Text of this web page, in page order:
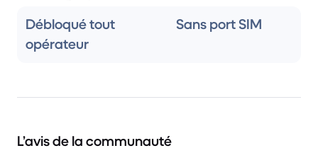
Débloqué tout
opérateur
Sans port SIM
L’avis de la communauté